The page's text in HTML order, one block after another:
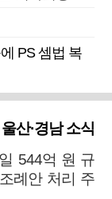
PS 셈법 복
울산·경남 소식
544억 원 규
례안 처리 주